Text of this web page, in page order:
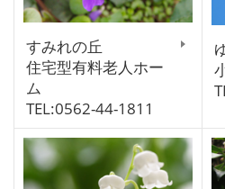
すみれの丘
住宅型有料老人ホー
ム
TEL:0562-44-1811